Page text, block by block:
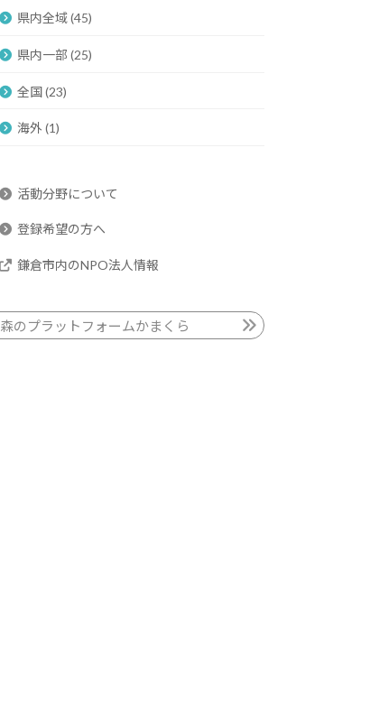
県内全域 (45)
県内一部 (25)
全国 (23)
海外 (1)
活動分野について
登録希望の方へ
鎌倉市内のNPO法人情報
森のプラットフォームかまくら